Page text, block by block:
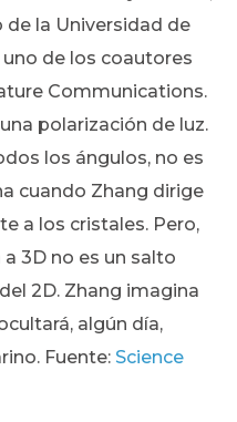
de la Universidad de
de los coautores
Communications.
polarización de luz.
los ángulos, no es
cuando Zhang dirige
a los cristales. Pero,
3D no es un salto
2D. Zhang imagina
algún día,
Fuente: Science